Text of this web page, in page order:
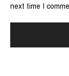
next time I